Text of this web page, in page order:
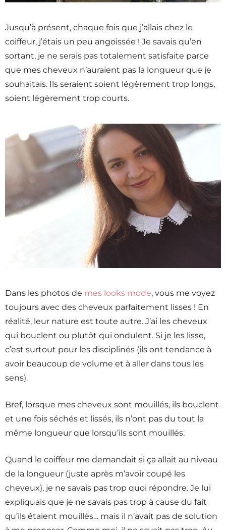
Jusqu’à présent, chaque fois que j’allais chez le
coiffeur, j’étais un peu angoissée ! Je savais qu’en
sortant, je ne serais pas totalement satisfaite parce
que mes cheveux n’auraient pas la longueur que je
souhaitais. Ils seraient soient légèrement trop longs,
soient légèrement trop courts.
Dans les photos de mes looks mode, vous me voyez
toujours avec des cheveux parfaitement lisses ! En
réalité, leur nature est toute autre. J’ai les cheveux
qui bouclent ou plutôt qui ondulent. Si je les lisse,
c’est surtout pour les disciplinés (ils ont tendance à
avoir beaucoup de volume et à aller dans tous les
sens).
Bref, lorsque mes cheveux sont mouillés, ils bouclent
et une fois séchés et lissés, ils n’ont pas du tout la
même longueur que lorsqu’ils sont mouillés.
Quand le coiffeur me demandait si ça allait au niveau
de la longueur (juste après m’avoir coupé les
cheveux), je ne savais pas trop quoi répondre. Je lui
expliquais que je ne savais pas trop à cause du fait
qu’ils étaient mouillés… mais il n’avait pas de solution